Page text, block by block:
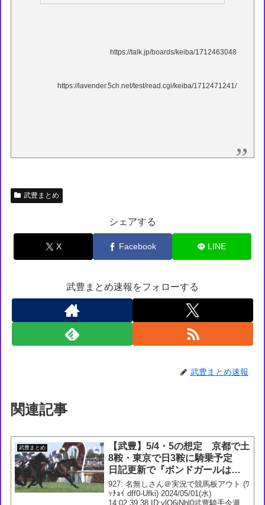
https://talk.jp/boards/keiba/1712463048
https://lavender.5ch.net/test/read.cgi/keiba/1712471241/
武豊まとめ
シェアする
X Facebook LINE
武豊まとめ速報をフォローする
武豊まとめ速報
関連記事
武豊まとめ
【武豊】5/4・5の想定 京都で土
8鞍・東京で日3鞍に騎乗予定
日記更新で『ボンドガールは挑
戦者の立場でチャンスを窺うつ
もりです』
927: 名無しさん＠実況で競馬板アウト (ﾜ
ｯﾁｮｲ dff0-Ufki) 2024/05/01(水)
14:02:39.38 ID:vlQ6jNhl0武豊騎手今週の